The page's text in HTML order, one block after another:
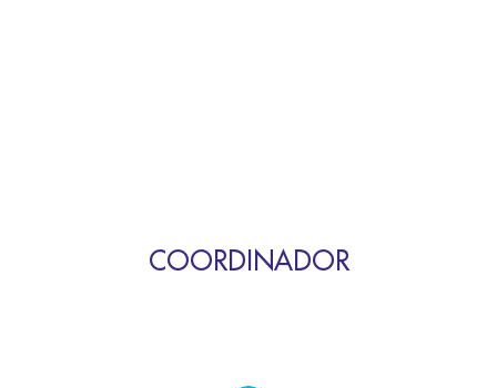
COORDINADOR